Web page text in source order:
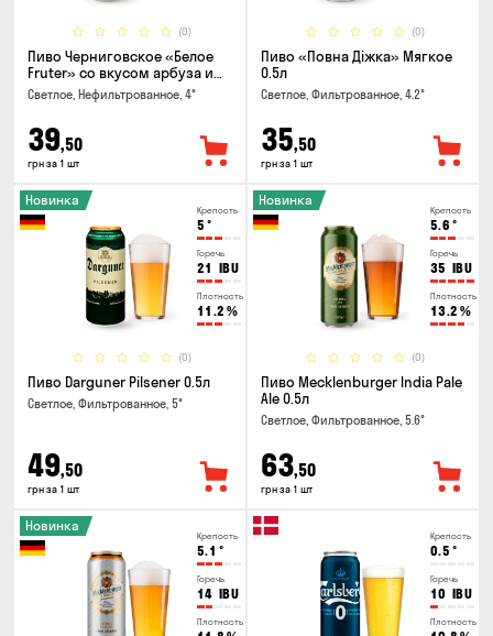
(0)
Пиво Черниговское «Белое
Fruter» со вкусом арбуза и
мяты 0.5л
Светлое, Нефильтрованное, 4°
39,50
грн за 1 шт
(0)
Пиво «Повна Діжка» Мягкое
0.5л
Светлое, Фильтрованное, 4.2°
35,50
грн за 1 шт
Крепость
5 °
Горечь
21 IBU
Плотность
11.2 %
(0)
Новинка
Пиво Darguner Pilsener 0.5л
Светлое, Фильтрованное, 5°
49,50
грн за 1 шт
Крепость
5.6 °
Горечь
35 IBU
Плотность
13.2 %
(0)
Новинка
Пиво Mecklenburger India Pale
Ale 0.5л
Светлое, Фильтрованное, 5.6°
63,50
грн за 1 шт
Крепость
5.1 °
Горечь
14 IBU
Плотность
Новинка
Крепость
0.5 °
Горечь
10 IBU
Плотность